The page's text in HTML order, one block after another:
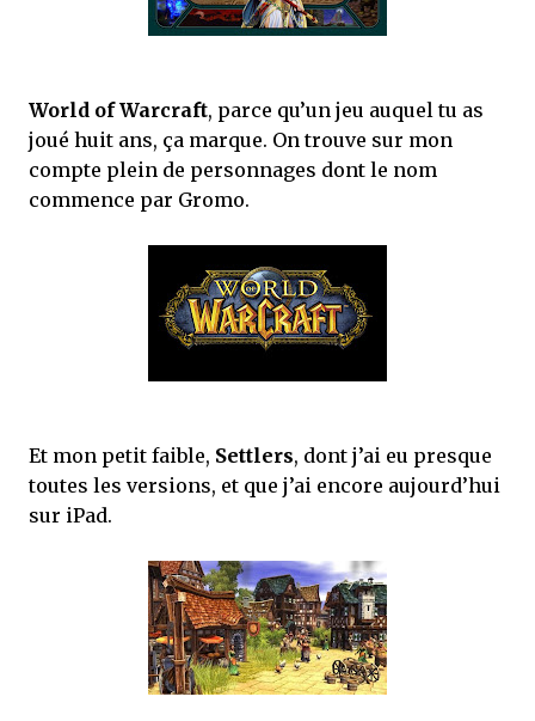
World of Warcraft, parce qu’un jeu auquel tu as
joué huit ans, ça marque. On trouve sur mon
compte plein de personnages dont le nom
commence par Gromo.
Et mon petit faible, Settlers, dont j’ai eu presque
toutes les versions, et que j’ai encore aujourd’hui
sur iPad.